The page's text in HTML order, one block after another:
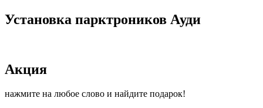
Установка парктроников Ауди
Акция
нажмите на любое слово и найдите подарок!